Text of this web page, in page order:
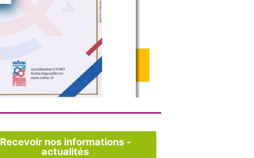
Recevoir nos informations -
actualités